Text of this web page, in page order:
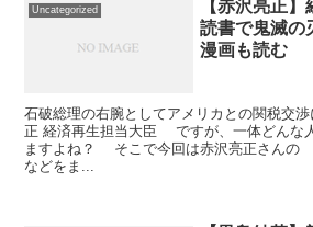
Uncategorized
【赤沢亮正
読書で鬼滅の
漫画も読む
石破総理の右腕としてアメリカとの関税交
正 経済再生担当大臣 ですが、一体どんな
ますよね？ そこで今回は赤沢亮正さんの
などをま...